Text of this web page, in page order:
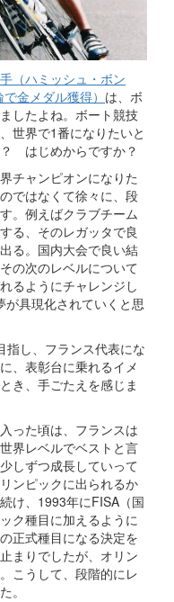
（ハミッシュ・ボン
金メダル獲得） は、ボ
したよね。ボート競技
世界で1番になりたいと
はじめからですか？
チャンピオンになりた
ではなくて徐々に、段
。例えばクラブチーム
る、そのレガッタで良
る。国内大会で良い結
の次のレベルについて
るようにチャレンジし
が具現化されていくと思
指し、フランス代表にな
、表彰台に乗れるイメ
き、手ごたえを感じま
った頃は、フランスは
界レベルでベストと言
しずつ成長していって
ンピックに出られるか
け、1993年にFISA（国
ク種目に加えるように
正式種目になる決定を
まりでしたが、オリン
こうして、段階的にレ
。